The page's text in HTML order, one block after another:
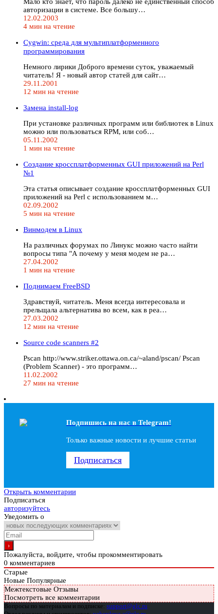
авторизации в системе. Все большу…
12.02.2003
4 мин на чтение
Сygwin: среда для мультиплатформенного
программирования
Немного лирики Доброго времени суток, уважаемый
читатель! Я - новый автор статей для сайт…
29.11.2001
12 мин на чтение
Замена install-log
При установке различных программ или библиотек в Linux
можно или пользоваться RPM, или соб…
05.11.2002
1 мин на чтение
Создание кроссплатформенных GUI приложений на Perl
№1
Эта статья описывает создание кроссплатформенных GUI
приложений на Perl с использованием м…
02.09.2002
5 мин на чтение
Винмодем в Linux
На различных форумах по Линукс можно часто найти
вопросы типа "А почему у меня модем не ра…
27.04.2002
1 мин на чтение
Поднимаем FreeBSD
Здравствуй, читатель. Меня всегда интересовала и
прельщала альтернатива во всем, как в реа…
27.03.2002
12 мин на чтение
Source code scanners #2
Pscan http://www.striker.ottawa.on.ca/~aland/pscan/ Pscan
(Problem Scanner) - это программ…
11.02.2002
27 мин на чтение
Подпишись на наc в Telegram!
Только важные новости и лучшие статьи
Подписаться
Открыть комментарии
Подписаться
авторизуйтесь
Уведомить о
Пожалуйста, войдите, чтобы прокомментировать
0 комментариев
Старые
Новые Популярные
Межтекстовые Отзывы
Посмотреть все комментарии
Вопросы по материалам и подписке: support@glc.ru